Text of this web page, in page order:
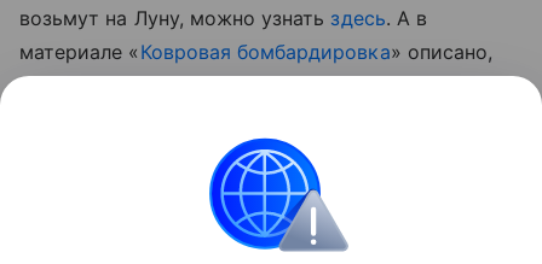
возьмут на Луну, можно узнать здесь. А в
материале « Ковровая бомбардировка» описано,
как экипаж «Артемиды» воочию наблюдал удары
природа